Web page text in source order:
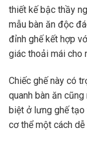
thiết kế bậc thầy
mẫu bàn ăn độc
đỉnh ghế kết hợp
giác thoải mái cho
Chiếc ghế này có
quanh bàn ăn
biệt ở lưng ghế
cơ thể một cách dễ